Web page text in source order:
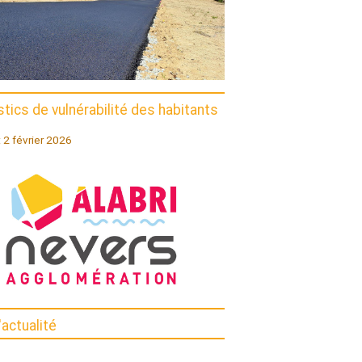
de vulnérabilité des habitants
2 février 2026